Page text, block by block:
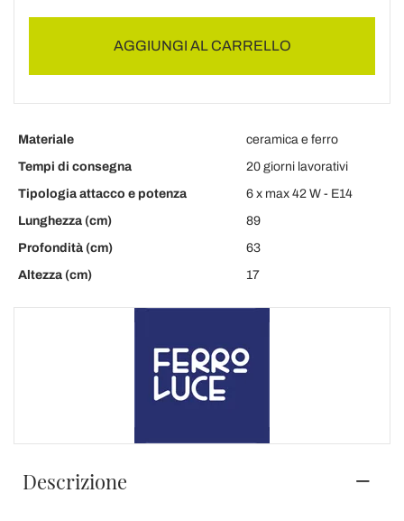
AGGIUNGI AL CARRELLO
Materiale
ceramica e ferro
Tempi di consegna
20 giorni lavorativi
Tipologia attacco e potenza
6 x max 42 W - E14
Lunghezza (cm)
89
Profondità (cm)
63
Altezza (cm)
17
Descrizione